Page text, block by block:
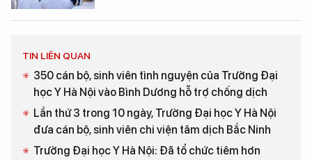
TIN LIÊN QUAN
350 cán bộ, sinh viên tình nguyện của Trường Đại
học Y Hà Nội vào Bình Dương hỗ trợ chống dịch
Lần thứ 3 trong 10 ngày, Trường Đại học Y Hà Nội
đưa cán bộ, sinh viên chi viện tâm dịch Bắc Ninh
Trường Đại học Y Hà Nội: Đã tổ chức tiêm hơn